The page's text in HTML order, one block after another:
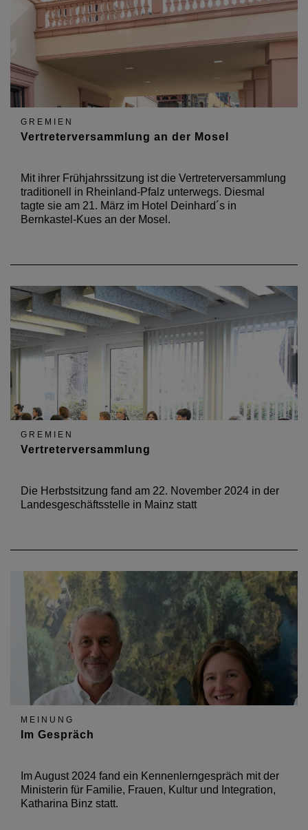
GREMIEN
Vertreterversammlung an der Mosel
Mit ihrer Frühjahrssitzung ist die Vertreterversammlung
traditionell in Rheinland-Pfalz unterwegs. Diesmal
tagte sie am 21. März im Hotel Deinhard´s in
Bernkastel-Kues an der Mosel.
GREMIEN
Vertreterversammlung
Die Herbstsitzung fand am 22. November 2024 in der
Landesgeschäftsstelle in Mainz statt
MEINUNG
Im Gespräch
Im August 2024 fand ein Kennenlerngespräch mit der
Ministerin für Familie, Frauen, Kultur und Integration,
Katharina Binz statt.